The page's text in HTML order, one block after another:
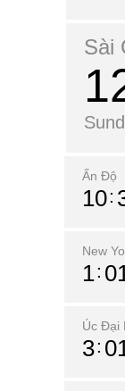
Sài
Ấn Độ
10
New
1
Úc Đại
3